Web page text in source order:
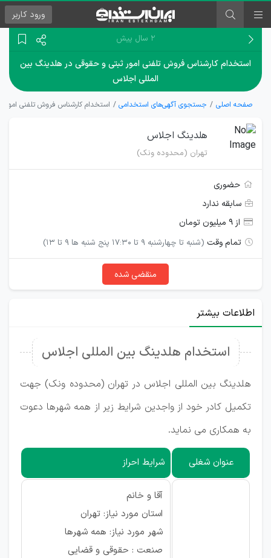
ورود کاربر
۲ سال پیش
استخدام کارشناس فروش تلفنی امور ثبتی و حقوقی در هلدینگ بین
المللی اجلاس
صفحه اصلی جستجوی آگهی‌های استخدامی استخدام کارشناس فروش تلفنی
هلدینگ اجلاس
تهران (محدوده ونک)
حضوری
سابقه ندارد
از ۹ میلیون تومان
تمام وقت (شنبه تا چهارشنبه 9 تا 17:30 پنج شنبه ها 9 تا 13)
منقضی شده
اطلاعات بیشتر
استخدام هلدینگ بین المللی اجلاس
هلدینگ بین المللی اجلاس در تهران (محدوده ونک) جهت
تکمیل کادر خود از واجدین شرایط زیر از همه شهرها دعوت
به همکاری می نماید.
عنوان شغلی شرایط احراز
آقا و خانم
استان مورد نیاز: تهران
شهر مورد نیاز: همه شهرها
صنعت : حقوقی و قضایی